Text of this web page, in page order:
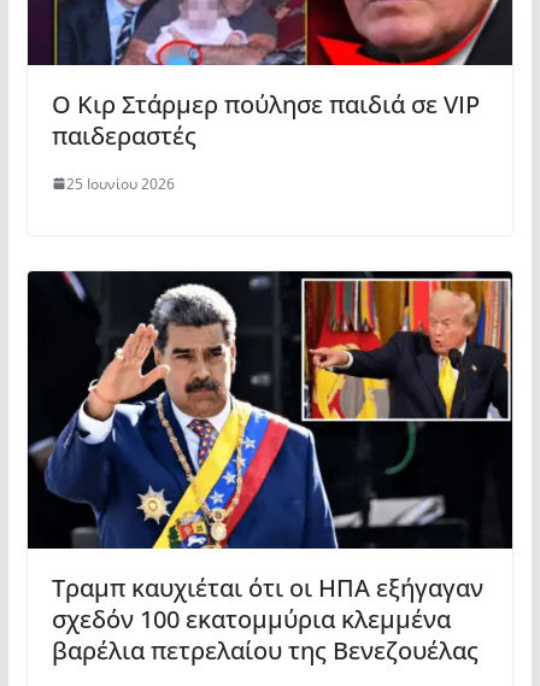
Ο Κιρ Στάρμερ πούλησε παιδιά σε VIP
παιδεραστές
25 Ιουνίου 2026
Τραμπ καυχιέται ότι οι ΗΠΑ εξήγαγαν
σχεδόν 100 εκατομμύρια κλεμμένα
βαρέλια πετρελαίου της Βενεζουέλας